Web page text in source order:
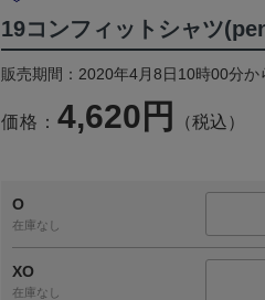
19コンフィットシャツ
販売期間：2020年4月8日10時00分か
価格： 4,620円 （税込）
O
在庫なし
XO
在庫なし